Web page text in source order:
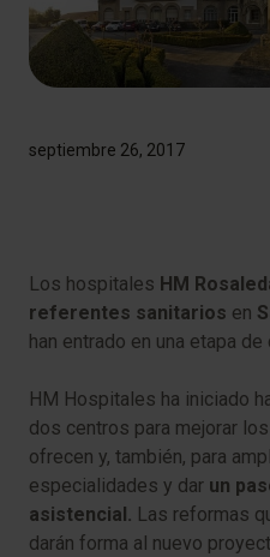
septiembre 26, 2017
Los hospitales HM
referentes sanitarios en
han entrado en una etapa de
HM Hospitales ha iniciado
dos centros para mejorar
ofrecen y, también, para
especialidades y dar un
asistencial. Las reformas
darán forma al nuevo